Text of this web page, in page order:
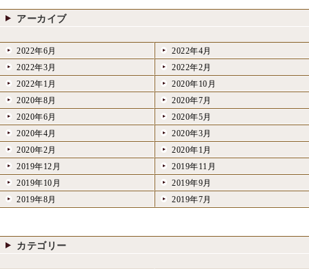
アーカイブ
2022年6月
2022年4月
2022年3月
2022年2月
2022年1月
2020年10月
2020年8月
2020年7月
2020年6月
2020年5月
2020年4月
2020年3月
2020年2月
2020年1月
2019年12月
2019年11月
2019年10月
2019年9月
2019年8月
2019年7月
カテゴリー